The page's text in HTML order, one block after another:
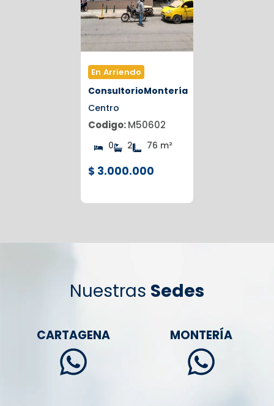
En Arriendo
ConsultorioMontería
Centro
Codigo:M50602
0 2 76 m²
$ 3.000.000
Nuestras Sedes
CARTAGENA MONTERÍA